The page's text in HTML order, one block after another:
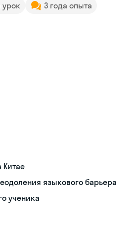
урок 3 года опыта
Китае
языкового барьера
ученика